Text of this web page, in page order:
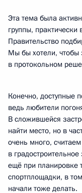
Эта тема была
группы,
Правительство
Мы бы хотели, чтобы
в протокольном
Конечно, доступные
ведь любители
В сложившейся
найти место, но в
очень много,
в
ещё при планировке
спортплощадки, в
начали тоже делать.